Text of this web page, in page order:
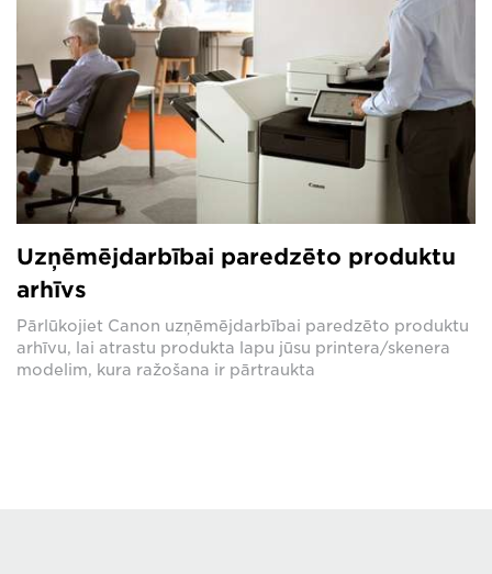
Uzņēmējdarbībai paredzēto produktu
arhīvs
Pārlūkojiet Canon uzņēmējdarbībai paredzēto produktu
arhīvu, lai atrastu produkta lapu jūsu printera/skenera
modelim, kura ražošana ir pārtraukta